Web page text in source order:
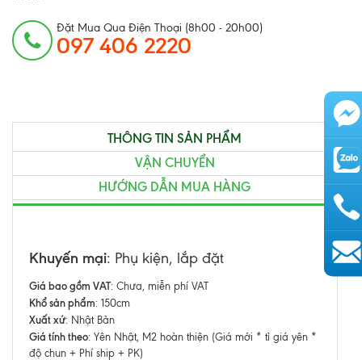
Đặt Mua Qua Điện Thoại (8h00 - 20h00)
097 406 2220
THÔNG TIN SẢN PHẨM
VẬN CHUYỂN
HƯỚNG DẪN MUA HÀNG
Khuyến mại: Phụ kiện, lắp đặt
Giá bao gồm VAT: Chưa, miễn phí VAT
Khổ sản phẩm: 150cm
Xuất xứ: Nhật Bản
Giá tính theo: Yên Nhật, M2 hoàn thiện (Giá mới * tỉ giá yên *
độ chun + Phí ship + PK)